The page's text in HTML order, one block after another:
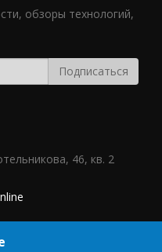
обзоры технологий,
46, кв. 2